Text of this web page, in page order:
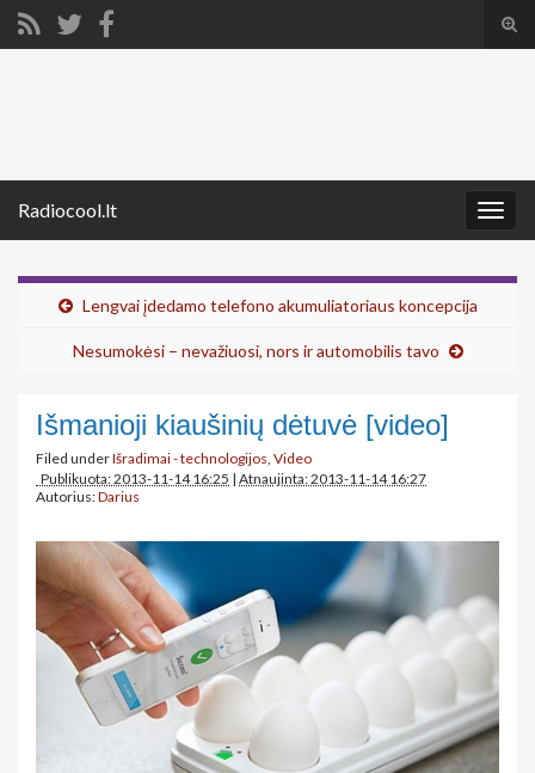
Radiocool.lt
Lengvai įdedamo telefono akumuliatoriaus koncepcija
Nesumokėsi – nevažiuosi, nors ir automobilis tavo
Išmanioji kiaušinių dėtuvė [video]
Filed underIšradimai - technologijos, Video
Publikuota: 2013-11-14 16:25 | Atnaujinta: 2013-11-14 16:27
Autorius:Darius